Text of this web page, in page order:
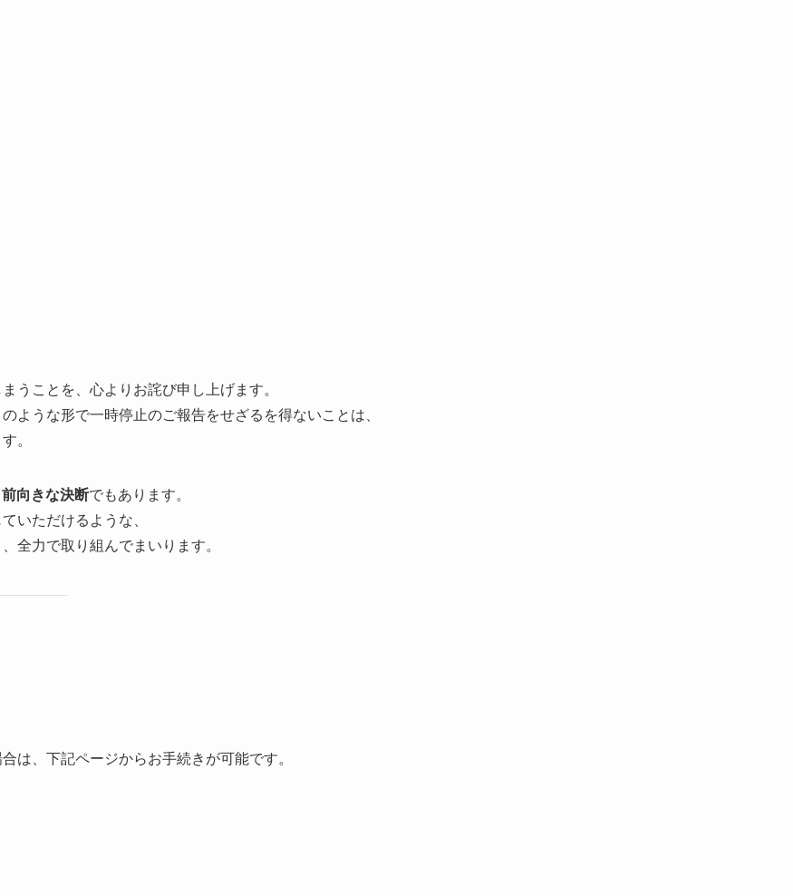
うことを、心よりお詫び申し上げます。
ような形で一時停止のご報告をせざるを得ないことは、
。
前向きな決断でもあります。
いただけるような、
全力で取り組んでまいります。
は、下記ページからお手続きが可能です。